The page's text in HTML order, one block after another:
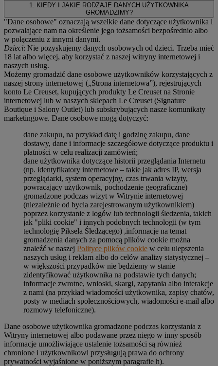
1. KIEDY I JAKIE RODZAJE DANYCH UŻYTKOWNIKA
GROMADZIMY?
"Dane osobowe" oznaczają wszelkie dane dotyczące użytkownika i
pozwalające nam na określenie jego tożsamości bezpośrednio albo
w połączeniu z innymi danymi.
Dzieci: Nie pozyskujemy danych osobowych od dzieci. Trzeba mieć
18 lat albo więcej, aby korzystać z naszej witryny internetowej i
naszych usług.
Możemy gromadzić dane osobowe użytkowników korzystających z
naszej strony internetowej („Strona internetowa”), rejestrujących
konto Le Creuset, kupujących produkty Le Creuset na Stronie
internetowej lub w naszych sklepach Le Creuset (Signature
Boutique i Salony Outlet) lub subskrybujących nasze komunikaty
marketingowe. Dane osobowe mogą dotyczyć:
dane zakupu, na przykład datę i godzinę zakupu, dane
dostawy, dane i informacje szczegółowe dotyczące produktu i
płatności w celu realizacji zamówień;
dane użytkownika dotyczące historii przeglądania Internetu
(np. identyfikatory internetowe – takie jak adres IP, wersja
przeglądarki, system operacyjny, czas trwania wizyty,
powracający użytkownik, pochodzenie geograficzne)
gromadzone podczas wizyt w Witrynie internetowej
(niezależnie od bycia zarejestrowanym użytkownikiem)
poprzez korzystanie z logów lub technologii śledzenia, takich
jak "pliki cookie" i innych podobnych technologii (w tym
technologię Piksela Śledzącego) ,informacje na temat
gromadzenia danych za pomocą plików cookie można
znaleźć w naszej Polityce plików cookie w celu ulepszenia
naszych usług i reklam albo do celów analizy statystycznej –
w większości przypadków nie będziemy w stanie
zidentyfikować użytkownika na podstawie tych danych;
informacje zwrotne, wnioski, skargi, zapytania albo interakcje
z nami (na przykład wiadomości użytkownika, zapisy chatów,
posty w mediach społecznościowych, wiadomości e-mail albo
rozmowy telefoniczne).
Dane osobowe użytkownika gromadzone podczas korzystania z
Witryny internetowej albo podawane przez niego w inny sposób
informacje umożliwiające ustalenie tożsamości są również
chronione i użytkownikowi przysługują prawa do ochrony
prywatności wyjaśnione w poniższym paragrafie h).